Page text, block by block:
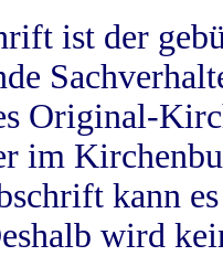
ist der
Original-
im
kann
wird